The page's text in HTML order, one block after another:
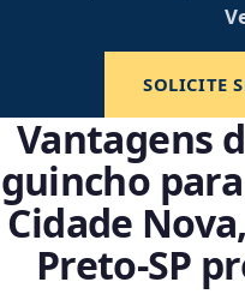
SOLICITE
Vantagens
guincho
Cidade
Preto‑SP